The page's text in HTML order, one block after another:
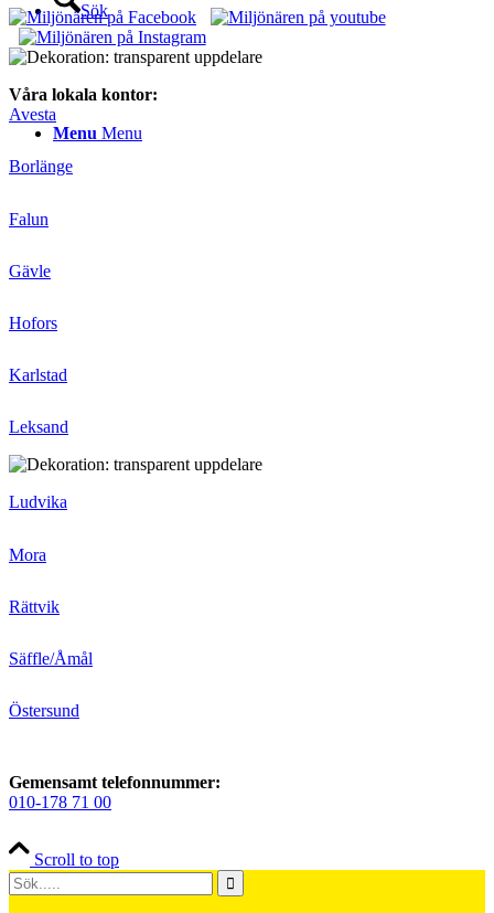
Sök
Menu Menu
Våra lokala kontor:
Avesta
Borlänge
Falun
Gävle
Hofors
Karlstad
Leksand
Ludvika
Mora
Rättvik
Säffle/Åmål
Östersund
Gemensamt telefonnummer:
010-178 71 00
Scroll to top